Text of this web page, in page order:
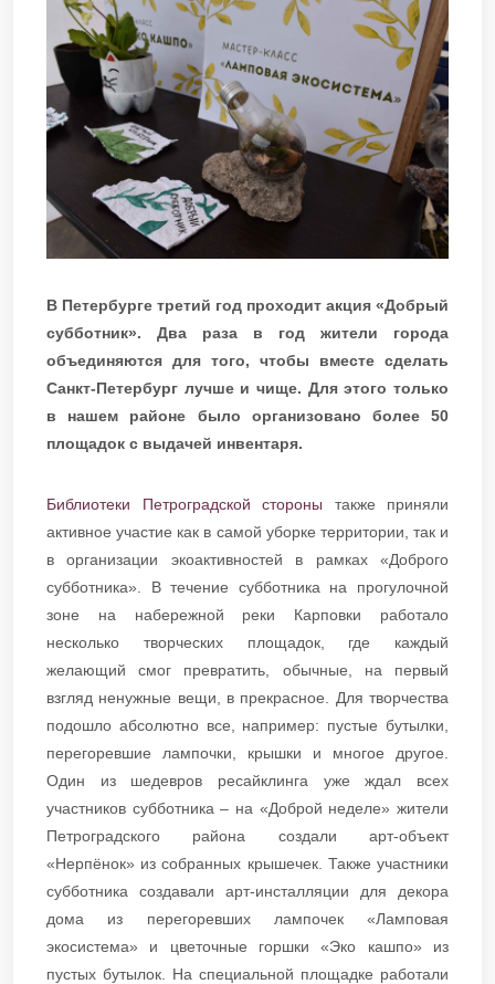
В Петербурге третий год проходит акция «Добрый
субботник». Два раза в год жители города
объединяются для того, чтобы вместе сделать
Санкт-Петербург лучше и чище. Для этого только
в нашем районе было организовано более 50
площадок с выдачей инвентаря.
Библиотеки Петроградской стороны также приняли
активное участие как в самой уборке территории, так и
в организации экоактивностей в рамках «Доброго
субботника». В течение субботника на прогулочной
зоне на набережной реки Карповки работало
несколько творческих площадок, где каждый
желающий смог превратить, обычные, на первый
взгляд ненужные вещи, в прекрасное. Для творчества
подошло абсолютно все, например: пустые бутылки,
перегоревшие лампочки, крышки и многое другое.
Один из шедевров ресайклинга уже ждал всех
участников субботника – на «Доброй неделе» жители
Петроградского района создали арт-объект
«Нерпёнок» из собранных крышечек. Также участники
субботника создавали арт-инсталляции для декора
дома из перегоревших лампочек «Ламповая
экосистема» и цветочные горшки «Эко кашпо» из
пустых бутылок. На специальной площадке работали